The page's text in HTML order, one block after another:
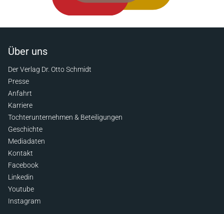
Über uns
Der Verlag Dr. Otto Schmidt
Presse
Anfahrt
Karriere
Tochterunternehmen & Beteiligungen
Geschichte
Mediadaten
Kontakt
Facebook
Linkedin
Youtube
Instagram